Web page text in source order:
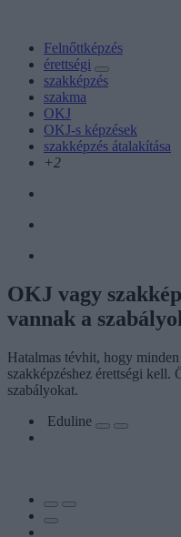
Felnőttképzés
érettségi
szakképzés
szakma
OKJ
OKJ-s képzések
szakképzés átalakítása
+2
OKJ vagy
vannak a
Hatalmas tévhit, hogy
szakképzéshez érettségi kell.
szabályokat.
Eduline